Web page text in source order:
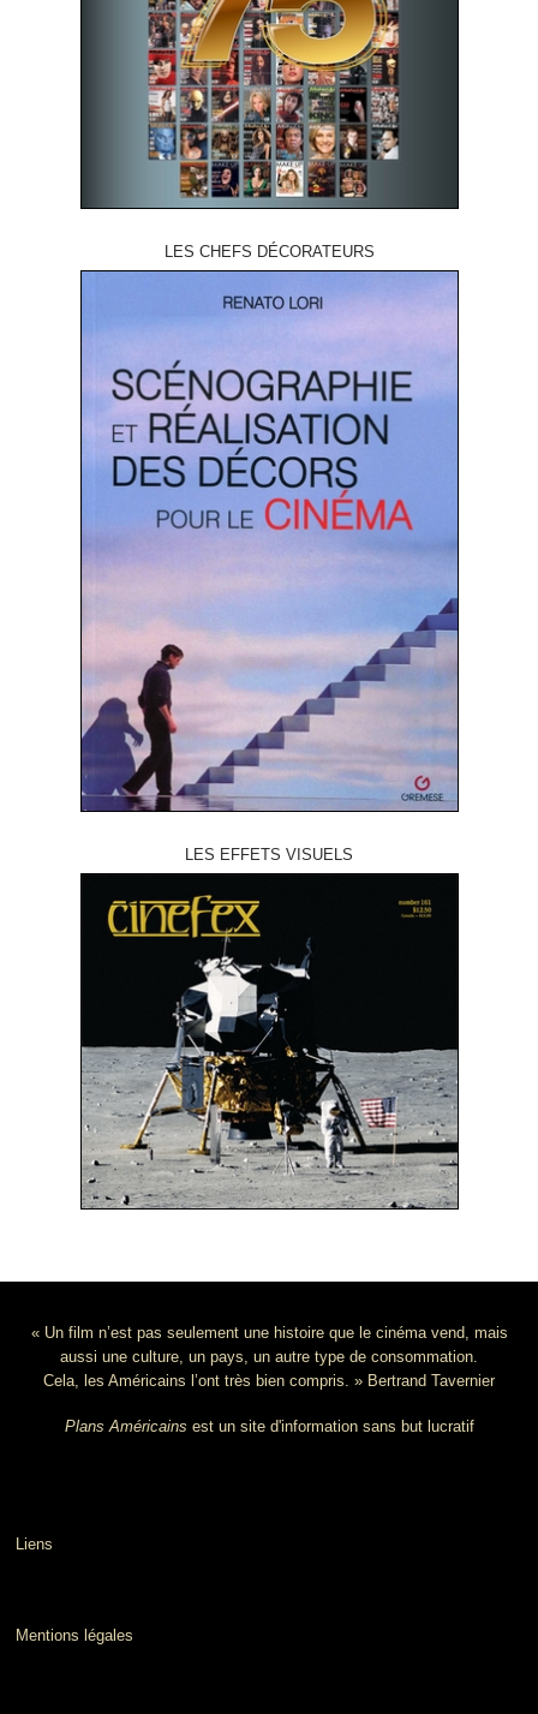
LES CHEFS DÉCORATEURS
LES EFFETS VISUELS
« Un film n’est pas seulement une histoire que le cinéma vend, mais
aussi une culture, un pays, un autre type de consommation.
Cela, les Américains l’ont très bien compris. » Bertrand Tavernier
Plans Américains est un site d'information sans but lucratif
Liens
Mentions légales